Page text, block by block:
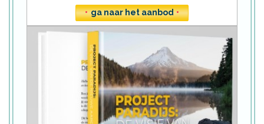
• ga naar het aanbod •